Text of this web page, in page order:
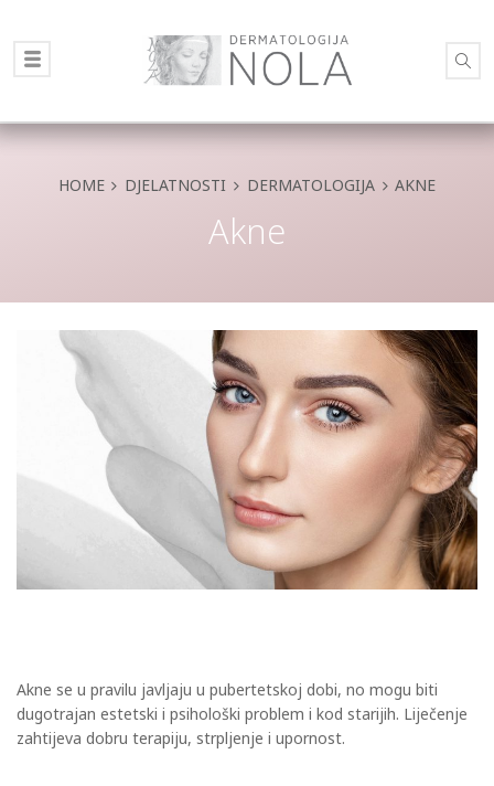
HOME DJELATNOSTI DERMATOLOGIJA AKNE
Akne
Akne se u pravilu javljaju u pubertetskoj dobi, no mogu biti
dugotrajan estetski i psihološki problem i kod starijih. Liječenje
zahtijeva dobru terapiju, strpljenje i upornost.